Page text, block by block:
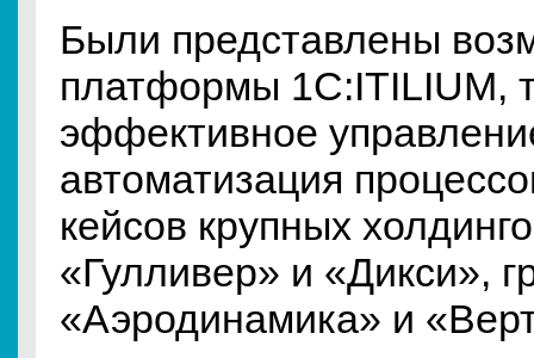
Были представлены
платформы 1С:ITILIUM,
эффективное
автоматизация
кейсов крупных
«Гулливер» и «Дикси»,
«Аэродинамика» и